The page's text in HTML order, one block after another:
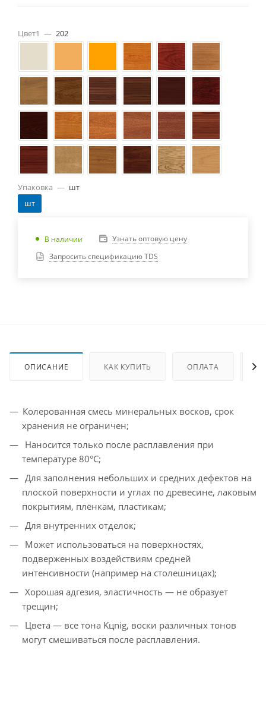
Цвет1 — 202
Упаковка — шт
шт
В наличии
Узнать оптовую цену
Запросить спецификацию TDS
ОПИСАНИЕ КАК КУПИТЬ ОПЛАТА
Колерованная смесь минеральных восков, срок
хранения не ограничен;
Наносится только после расплавления при
температуре 80°С;
Для заполнения небольших и средних дефектов на
плоской поверхности и углах по древесине, лаковым
покрытиям, плёнкам, пластикам;
Для внутренних отделок;
Может использоваться на поверхностях,
подверженных воздействиям средней
интенсивности (например на столешницах);
Хорошая адгезия, эластичность — не образует
трещин;
Цвета — все тона Kцnig, воски различных тонов
могут смешиваться после расплавления.